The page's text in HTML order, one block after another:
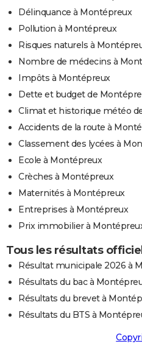
Délinquance à Montépreux
Pollution à Montépreux
Risques naturels à
Nombre de médecins à
Impôts à Montépreux
Dette et budget de
Climat et historique météo
Accidents de la route à
Classement des lycées à
Ecole à Montépreux
Crèches à Montépreux
Maternités à Montépreux
Entreprises à Montépreux
Prix immobilier à
Tous les résultats
Résultat municipale 2026 à
Résultats du bac à
Résultats du brevet à
Résultats du BTS à